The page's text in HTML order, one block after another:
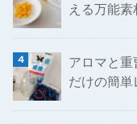
える万能素
アロマと重
だけの簡単